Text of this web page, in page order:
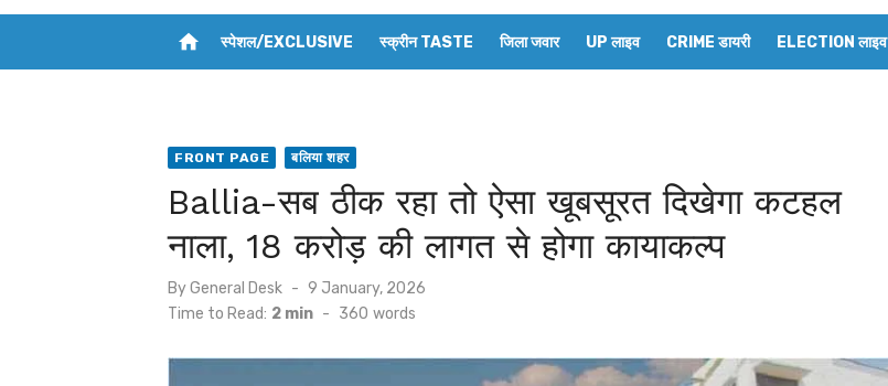
home स्पेशल/EXCLUSIVE स्क्रीन TASTE जिला जवार UP लाइव CRIME डायरी ELECTION लाइव
FRONT PAGE बलिया शहर
Ballia-सब ठीक रहा तो ऐसा खूबसूरत दिखेगा कटहल
नाला, 18 करोड़ की लागत से होगा कायाकल्प
ByGeneral Desk
Posted
on
9 January, 2026
Time to Read: 2 min - 360 words